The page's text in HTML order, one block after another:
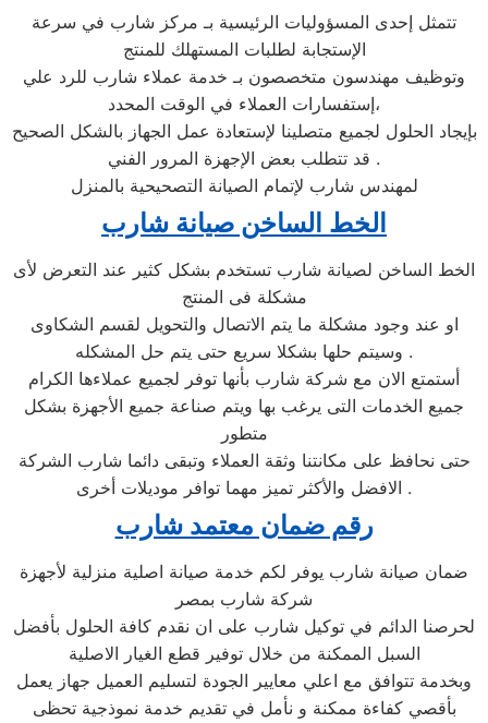
تتمثل إحدى المسؤوليات الرئيسية بـ مركز شارب في سرعة
الإستجابة لطلبات المستهلك للمنتج
وتوظيف مهندسون متخصصون بـ خدمة عملاء شارب للرد علي
إستفسارات العملاء في الوقت المحدد،
بإيجاد الحلول لجميع متصلينا لإستعادة عمل الجهاز بالشكل الصحيح
. قد تتطلب بعض الإجهزة المرور الفني
لمهندس شارب لإتمام الصيانة التصحيحية بالمنزل
الخط الساخن صيانة شارب
الخط الساخن لصيانة شارب تستخدم بشكل كثير عند التعرض لأى
مشكلة فى المنتج
او عند وجود مشكلة ما يتم الاتصال والتحويل لقسم الشكاوى
وسيتم حلها بشكلا سريع حتى يتم حل المشكله .
أستمتع الان مع شركة شارب بأنها توفر لجميع عملاءها الكرام
جميع الخدمات التى يرغب بها ويتم صناعة جميع الأجهزة بشكل
متطور
حتى نحافظ على مكانتنا وثقة العملاء وتبقى دائما شارب الشركة
الافضل والأكثر تميز مهما توافر موديلات أخرى .
رقم ضمان معتمد شارب
ضمان صيانة شارب يوفر لكم خدمة صيانة اصلية منزلية لأجهزة
شركة شارب بمصر
لحرصنا الدائم في توكيل شارب على ان نقدم كافة الحلول بأفضل
السبل الممكنة من خلال توفير قطع الغيار الاصلية
وبخدمة تتوافق مع اعلي معايير الجودة لتسليم العميل جهاز يعمل
بأقصي كفاءة ممكنة و نأمل في تقديم خدمة نموذجية تحظى